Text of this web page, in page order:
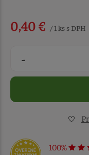
0,40 € / 1 ks s DPH
-
100%